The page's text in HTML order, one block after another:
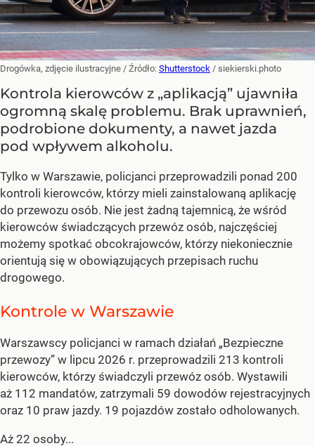
Drogówka, zdjęcie ilustracyjne / Źródło: Shutterstock / siekierski.photo
Kontrola kierowców z „aplikacją” ujawniła
ogromną skalę problemu. Brak uprawnień,
podrobione dokumenty, a nawet jazda
pod wpływem alkoholu.
Tylko w Warszawie, policjanci przeprowadzili ponad 200
kontroli kierowców, którzy mieli zainstalowaną aplikację
do przewozu osób. Nie jest żadną tajemnicą, że wśród
kierowców świadczących przewóz osób, najczęściej
możemy spotkać obcokrajowców, którzy niekoniecznie
orientują się w obowiązujących przepisach ruchu
drogowego.
Kontrole w Warszawie
Warszawscy policjanci w ramach działań „Bezpieczne
przewozy” w lipcu 2026 r. przeprowadzili 213 kontroli
kierowców, którzy świadczyli przewóz osób. Wystawili
aż 112 mandatów, zatrzymali 59 dowodów rejestracyjnych
oraz 10 praw jazdy. 19 pojazdów zostało odholowanych.
Aż 22 osoby...